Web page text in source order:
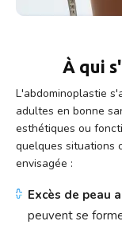
À qui
L'abdominoplastie
adultes en bonne
esthétiques ou
quelques situations
envisagée :
Excès de peau
peuvent se